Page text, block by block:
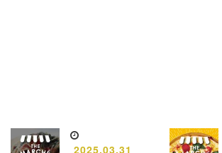
2025.03.31